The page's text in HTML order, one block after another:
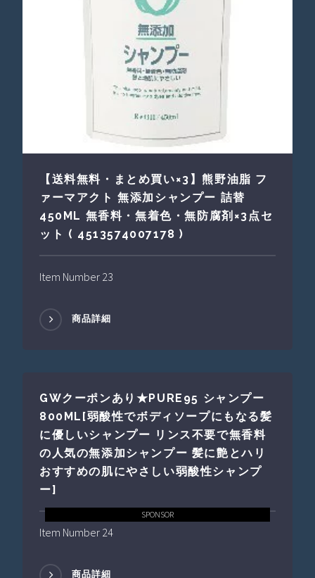
【送料無料・まとめ買い×3】熊野油脂 フ
ァーマアクト 無添加シャンプー 詰替
450ML 無香料・無着色・無防腐剤×3点セ
ット ( 4513574007178 )
Item Number 23
商品詳細
GWクーポンあり★PURE95 シャンプー
800ML[弱酸性でボディソープにもなる髪
に優しいシャンプー リンス不要で無香料
の人気の無添加シャンプー 髪に艶とハリ
おすすめの肌にやさしい弱酸性シャンプ
ー]
Item Number 24
商品詳細
SPONSOR